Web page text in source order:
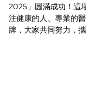
2025」圓滿成功！這
注健康的人、專業的
牌，大家共同努力，